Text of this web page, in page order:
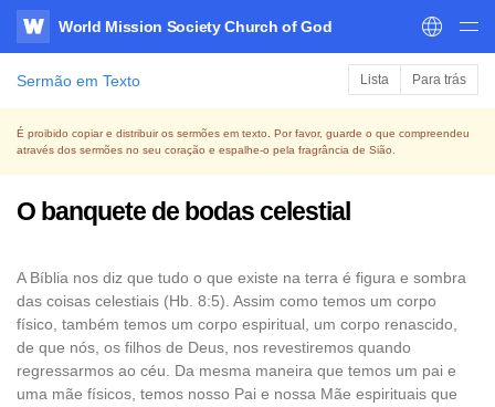
WATV
World Mission Society Church of God
Sermão em Texto Lista Para trás
É proibido copiar e distribuir os sermões em texto. Por favor, guarde o que compreendeu
através dos sermões no seu coração e espalhe-o pela fragrância de Sião.
O banquete de bodas celestial
A Bíblia nos diz que tudo o que existe na terra é figura e sombra
das coisas celestiais (Hb. 8:5). Assim como temos um corpo
físico, também temos um corpo espiritual, um corpo renascido,
de que nós, os filhos de Deus, nos revestiremos quando
regressarmos ao céu. Da mesma maneira que temos um pai e
uma mãe físicos, temos nosso Pai e nossa Mãe espirituais que